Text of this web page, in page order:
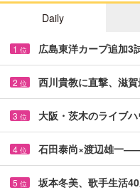
Daily
1 位 広島東洋カープ追加
2 位 西川貴教に直撃、滋
3 位 大阪・茨木のライブ
4 位 石田泰尚×渡辺雄一
5 位 坂本冬美、歌手生活